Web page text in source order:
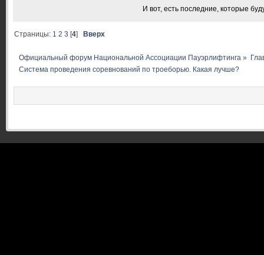
И вот, есть последние, которые
Страницы: 1 2 3 [4]Вверх
Официальный форум Национальной Ассоциации Пауэрлифтинга »
Система проведения соревнований по троеборью. Какая лучше?